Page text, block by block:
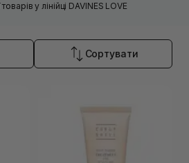
у лінійці DAVINES LOVE
Сортувати